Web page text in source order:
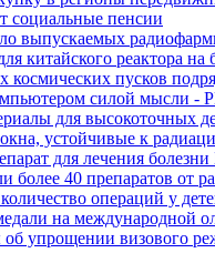
социальные пенсии
выпускаемых
китайского реактора
космических пусков
силой мысли -
для высокоточных
устойчивые к
для лечения болезни
более 40 препаратов от
операций у
на международной
об упрощении визового